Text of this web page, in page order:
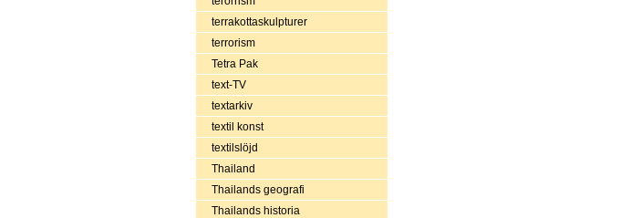
terrakottaskulpturer
terrorism
Tetra Pak
text-TV
textarkiv
textil konst
textilslöjd
Thailand
Thailands geografi
Thailands historia